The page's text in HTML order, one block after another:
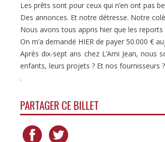
Les prêts sont pour ceux qui n’en ont pas
Des annonces. Et notre détresse. Notre
Nous avons tous appris hier que les reports
On m’a demandé HIER de payer 50.000 €
Après dix-sept ans chez L’Ami Jean,
enfants, leurs projets ? Et nos fournisseurs ?
.
PARTAGER CE BILLET